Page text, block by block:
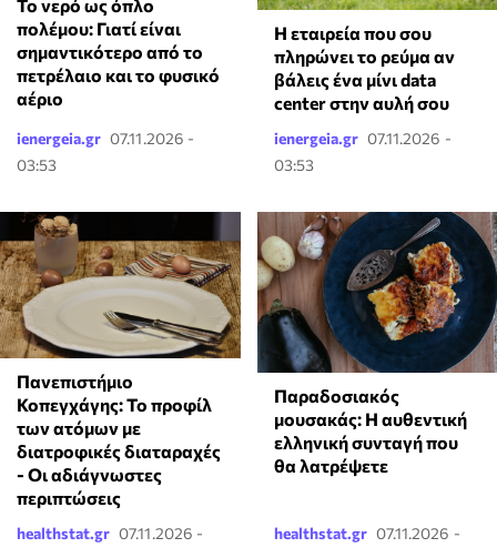
Το νερό ως όπλο
πολέμου: Γιατί είναι
σημαντικότερο από το
πετρέλαιο και το φυσικό
αέριο
ienergeia.gr 07.11.2026 -
03:53
Η εταιρεία που σου
πληρώνει το ρεύμα αν
βάλεις ένα μίνι data
center στην αυλή σου
ienergeia.gr 07.11.2026 -
03:53
Πανεπιστήμιο
Κοπεγχάγης: Το προφίλ
των ατόμων με
διατροφικές διαταραχές
- Οι αδιάγνωστες
περιπτώσεις
healthstat.gr 07.11.2026 -
Παραδοσιακός
μουσακάς: Η αυθεντική
ελληνική συνταγή που
θα λατρέψετε
healthstat.gr 07.11.2026 -